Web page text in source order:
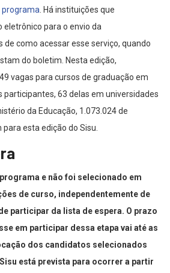
programa . Há instituições que
para o envio da
de como acessar esse serviço, quando
do boletim. Nesta edição,
vagas para cursos de graduação em
participantes, 63 delas em universidades
da Educação, 1.073.024 de
esta edição do Sisu.
e não foi selecionado em
de curso, independentemente de
participar da lista de espera. O prazo
em participar dessa etapa vai até as
dos candidatos selecionados
está prevista para ocorrer a partir